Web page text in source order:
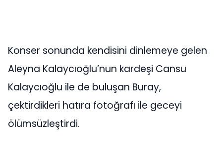
Konser sonunda kendisini dinlemeye gelen
Aleyna Kalaycıoğlu’nun kardeşi Cansu
Kalaycıoğlu ile de buluşan Buray,
çektirdikleri hatıra fotoğrafı ile geceyi
ölümsüzleştirdi.